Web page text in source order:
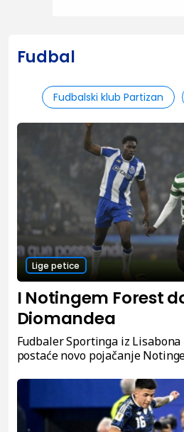
Fudbal
Fudbalski klub Partizan
Lige petice
I Notingem Forest
Diomandea
Fudbaler Sportinga iz
postaće novo pojačanje